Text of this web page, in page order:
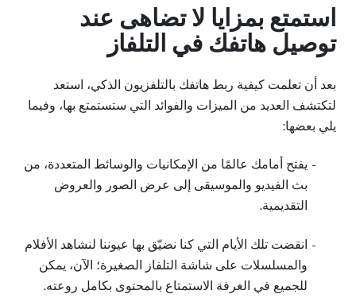
استمتع بمزايا لا تضاهى عند
توصيل هاتفك في التلفاز
بعد أن تعلمت كيفية ربط هاتفك بالتلفزيون الذكي، استعد
لتكتشف العديد من الميزات والفوائد التي ستستمتع بها، وفيما
يلي بعضها:
- يفتح أمامك عالمًا من الإمكانيات والوسائط المتعددة، من
بث الفيديو والموسيقى إلى عرض الصور والعروض
التقديمية.
- انقضت تلك الأيام التي كنا نضيّق بها عيوننا لنشاهد الأفلام
والمسلسلات على شاشة التلفاز الصغيرة؛ الآن، يمكن
للجميع في الغرفة الاستمتاع بالمحتوى بكامل روعته.